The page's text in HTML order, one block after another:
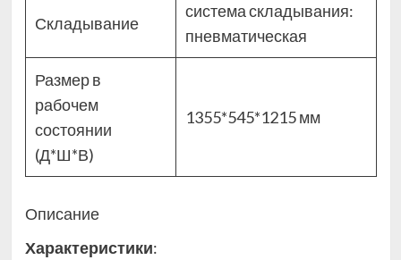
Складывание
система складывания:
пневматическая
Размер в
рабочем
состоянии
(Д*Ш*В)
1355*545*1215 мм
Описание
Характеристики: